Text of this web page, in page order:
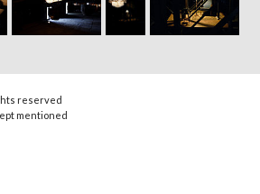
reserved
mentioned